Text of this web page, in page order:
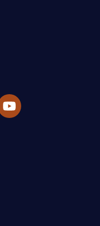
tili ry YouTube-tili